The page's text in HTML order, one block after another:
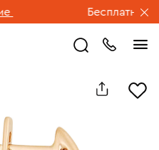
Бесплатная